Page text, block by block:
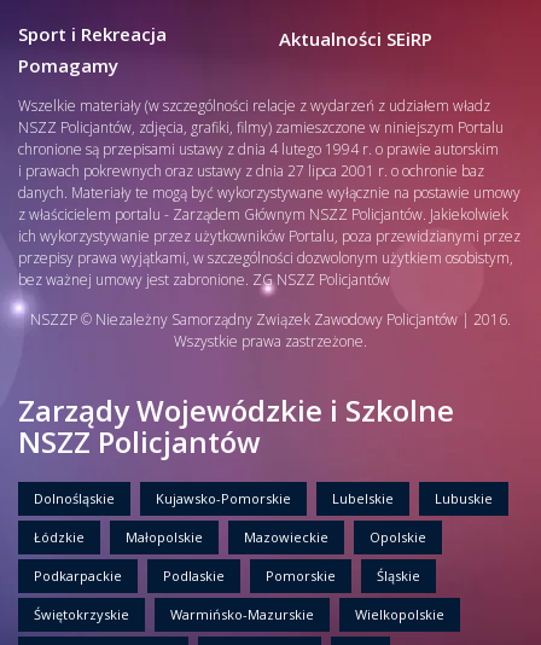
Sport i Rekreacja
Pomagamy
Aktualności SEiRP
Wszelkie materiały (w szczególności relacje z wydarzeń z udziałem władz
NSZZ Policjantów, zdjęcia, grafiki, filmy) zamieszczone w niniejszym Portalu
chronione są przepisami ustawy z dnia 4 lutego 1994 r. o prawie autorskim
i prawach pokrewnych oraz ustawy z dnia 27 lipca 2001 r. o ochronie baz
danych. Materiały te mogą być wykorzystywane wyłącznie na postawie umowy
z właścicielem portalu - Zarządem Głównym NSZZ Policjantów. Jakiekolwiek
ich wykorzystywanie przez użytkowników Portalu, poza przewidzianymi przez
przepisy prawa wyjątkami, w szczególności dozwolonym użytkiem osobistym,
bez ważnej umowy jest zabronione. ZG NSZZ Policjantów
NSZZP © Niezależny Samorządny Związek Zawodowy Policjantów | 2016.
Wszystkie prawa zastrzeżone.
Zarządy Wojewódzkie i Szkolne
NSZZ Policjantów
Dolnośląskie Kujawsko-Pomorskie Lubelskie Lubuskie
Łódzkie Małopolskie Mazowieckie Opolskie
Podkarpackie Podlaskie Pomorskie Śląskie
Świętokrzyskie Warmińsko-Mazurskie Wielkopolskie